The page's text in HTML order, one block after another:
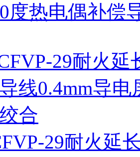
度热电偶补偿
29耐火延